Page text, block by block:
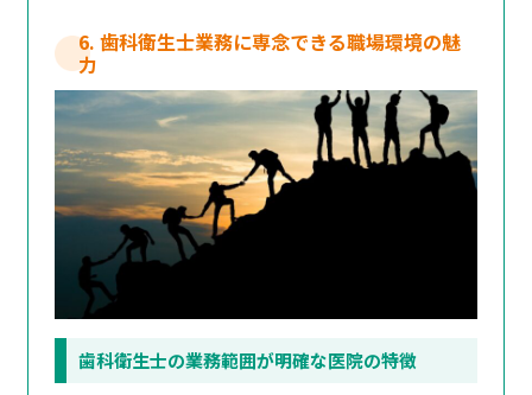
6. 歯科衛生士業務に専念できる職場環境の魅
力
歯科衛生士の業務範囲が明確な医院の特徴